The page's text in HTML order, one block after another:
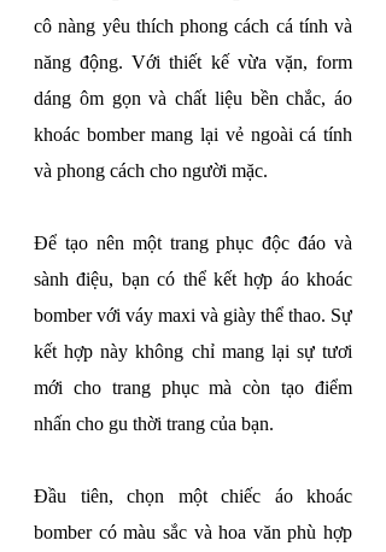
cô nàng yêu thích phong cách cá tính và
năng động. Với thiết kế vừa vặn, form
dáng ôm gọn và chất liệu bền chắc, áo
khoác bomber mang lại vẻ ngoài cá tính
và phong cách cho người mặc.
Để tạo nên một trang phục độc đáo và
sành điệu, bạn có thể kết hợp áo khoác
bomber với váy maxi và giày thể thao. Sự
kết hợp này không chỉ mang lại sự tươi
mới cho trang phục mà còn tạo điểm
nhấn cho gu thời trang của bạn.
Đầu tiên, chọn một chiếc áo khoác
bomber có màu sắc và hoa văn phù hợp